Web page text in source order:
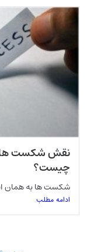
نقش شکست ها
چیست؟
شکست ها به همان
ادامه مطلب